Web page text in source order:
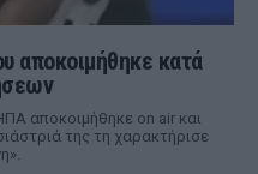
αποκοιμήθηκε κατά
αποκοιμήθηκε on air και
της τη χαρακτήρισε